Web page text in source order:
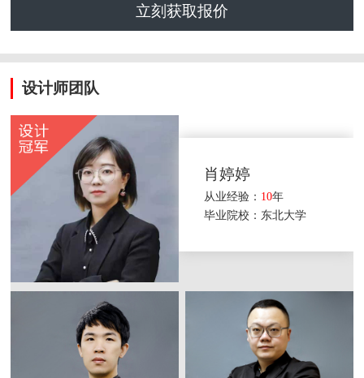
立刻获取报价
设计师团队
肖婷婷
从业经验： 10年
毕业院校：东北大学